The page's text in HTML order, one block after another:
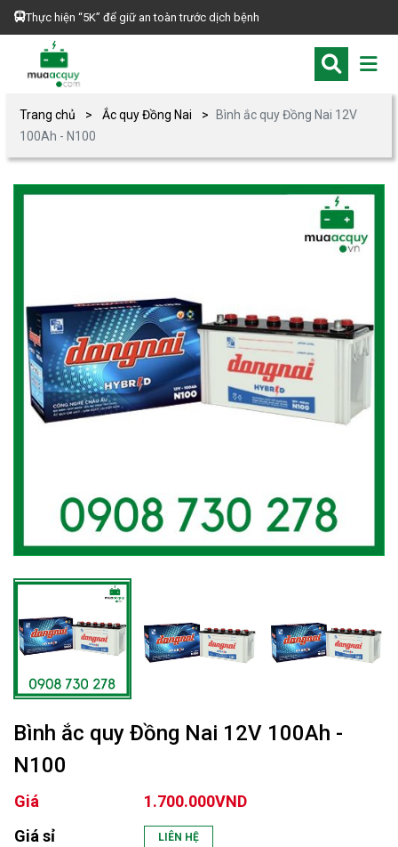
Thực hiện “5K” để giữ an toàn trước dịch bệnh
Trang chủ Ắc quy Đồng Nai
Bình ắc quy Đồng Nai 12V
100Ah - N100
Bình ắc quy Đồng Nai 12V 100Ah -
N100
Giá
1.700.000VND
Giá sỉ
LIÊN HỆ